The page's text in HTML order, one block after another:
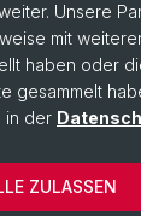
Unsere
mit
haben oder
gesammelt
in der
ZULASSEN